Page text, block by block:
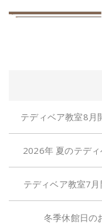
テディベア教室8月
2026年 夏のテデ
テディベア教室7
冬季休館日の